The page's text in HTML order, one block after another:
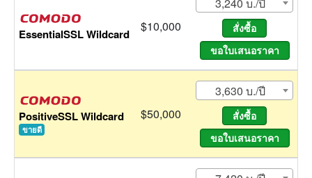
EssentialSSL Wildcard $10,000
PositiveSSL Wildcard
ขายดี
$50,000
3,630 บ./ปี